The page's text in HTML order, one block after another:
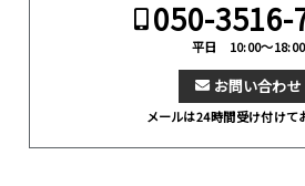
050-3516-
平日 10:00～18:00
お問い合わせ
メールは24時間受け付けて